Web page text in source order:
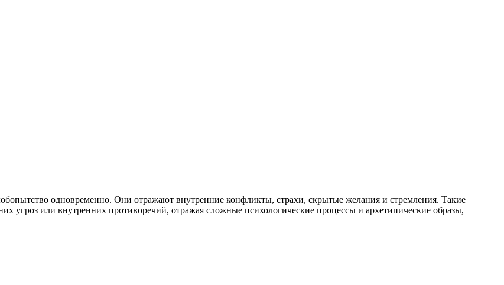
одновременно. Они отражают внутренние конфликты, страхи, скрытые желания и стремления. Такие
угроз или внутренних противоречий, отражая сложные психологические процессы и архетипические образы,